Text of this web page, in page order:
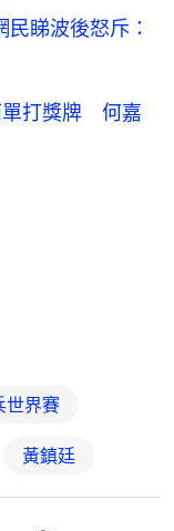
睇波後怒斥：
單打獎牌 何嘉
世界賽
黃鎮廷